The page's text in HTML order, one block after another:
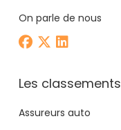
On parle de nous
Les classements
Assureurs auto